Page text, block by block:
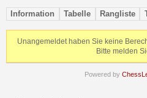
Information Tabelle Rangliste
Unangemeldet haben Sie keine
Bitte melden
Powered by